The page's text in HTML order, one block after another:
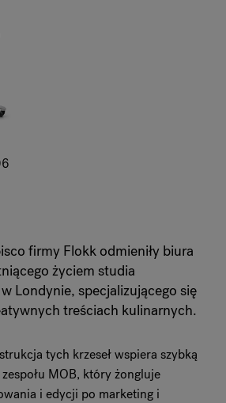
firmy Flokk odmieniły biura
życiem studia
Londynie, specjalizującego się
treściach kulinarnych.
tych krzeseł wspiera szybką
MOB, który żongluje
i edycji po marketing i